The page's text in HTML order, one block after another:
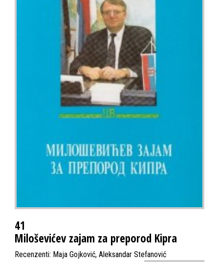
41
Miloševićev zajam za preporod Kipra
Recenzenti: Maja Gojković, Aleksandar Stefanović